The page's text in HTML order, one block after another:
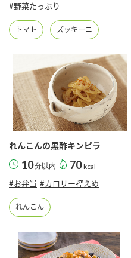
#野菜たっぷり
トマト ズッキーニ
れんこんの黒酢キンピラ
10分以内 70 kcal
#お弁当 #カロリー控えめ
れんこん